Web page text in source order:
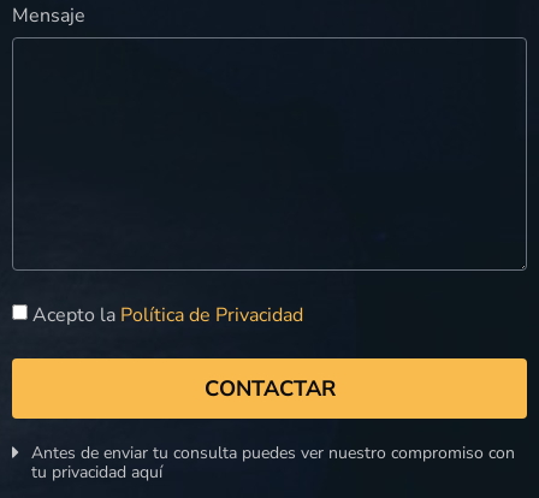
Mensaje
Acepto la Política de Privacidad
CONTACTAR
Antes de enviar tu consulta puedes ver nuestro compromiso con
tu privacidad aquí